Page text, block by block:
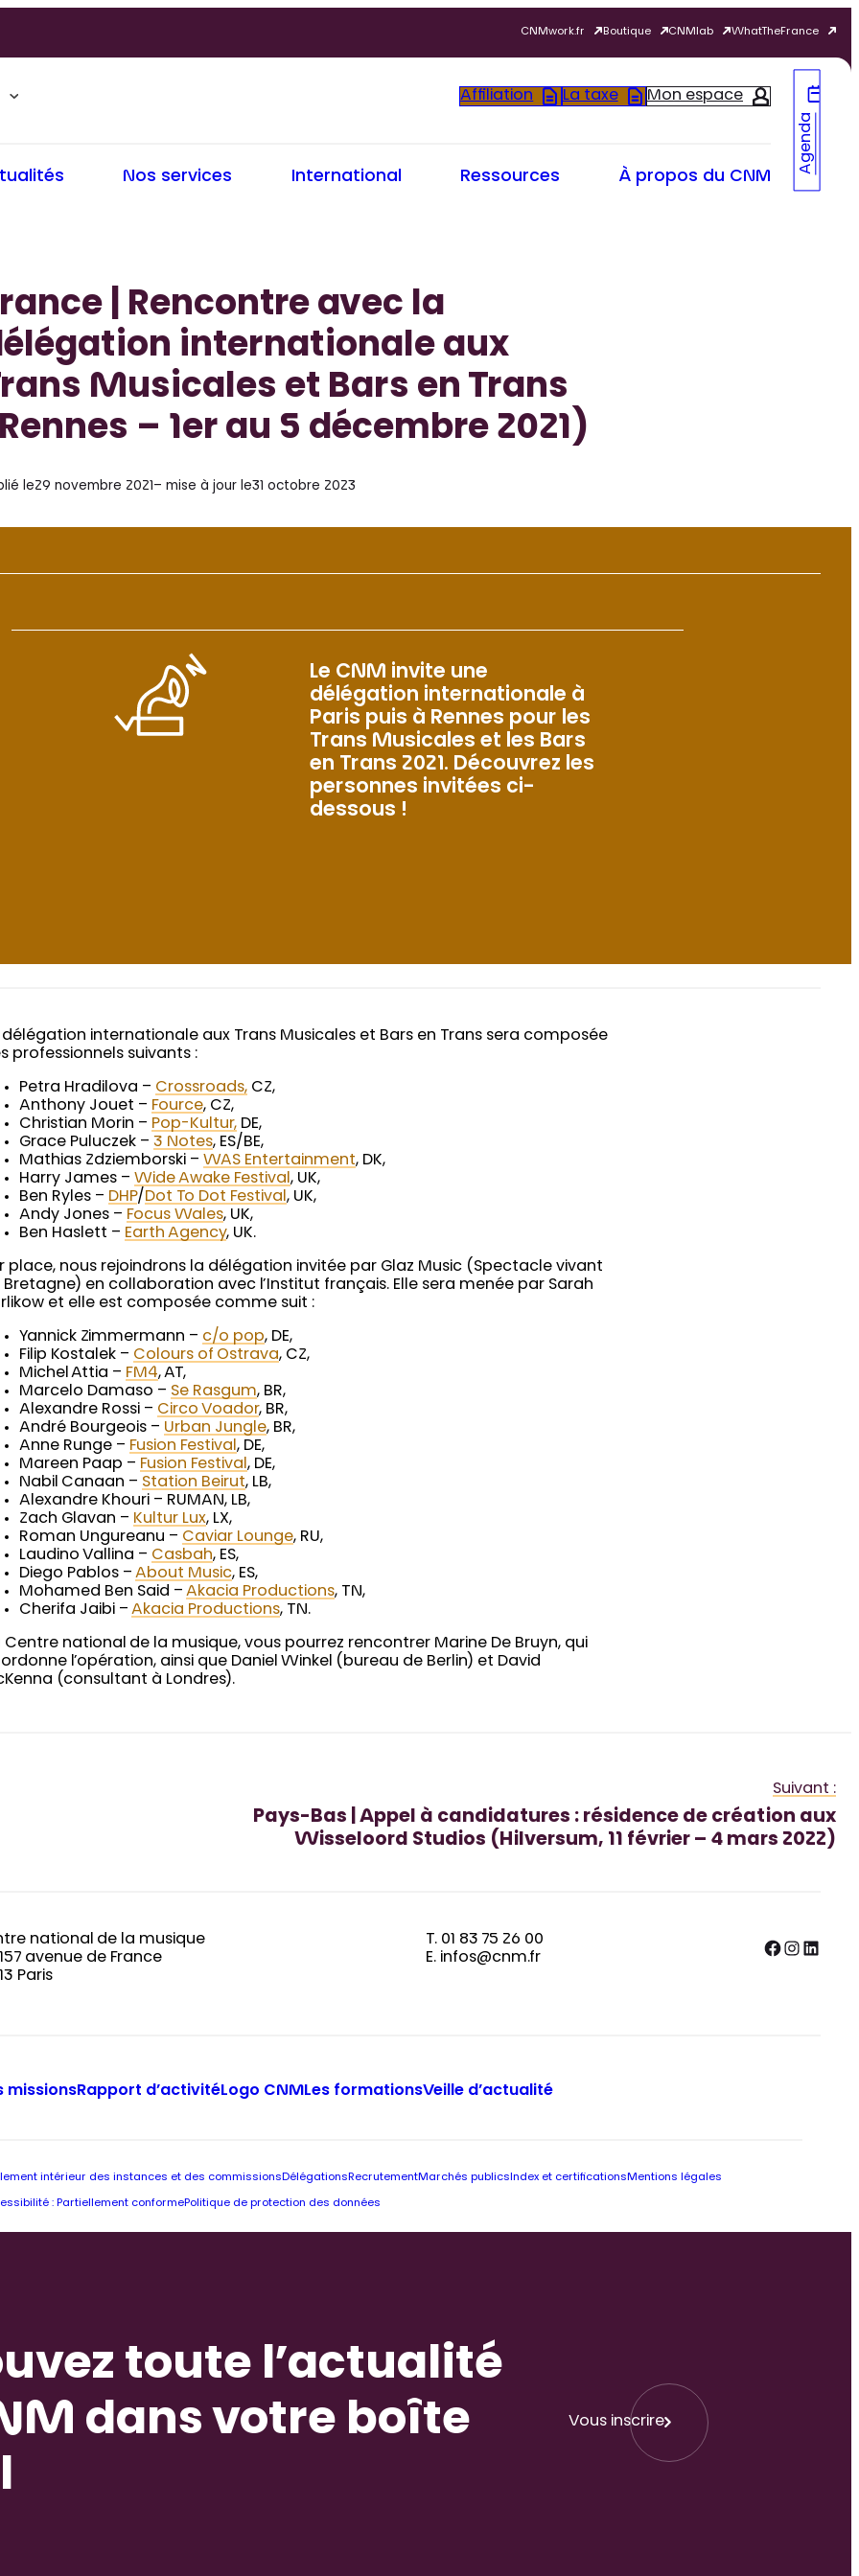
CNMwork.fr Boutique CNMlab WhatTheFrance
Affiliation La taxe Mon espace
Nos services International Ressources À propos du CNM
Agenda
| Rencontre avec la
internationale aux
Musicales et Bars en Trans
– 1er au 5 décembre 2021)
le29 novembre 2021 – mise à jour le31 octobre 2023
Le CNM invite une
délégation internationale à
Paris puis à Rennes pour les
Trans Musicales et les Bars
en Trans 2021. Découvrez les
personnes invitées ci-
dessous !
délégation internationale aux Trans Musicales et Bars en Trans sera composée
professionnels suivants :
Petra Hradilova – Crossroads, CZ,
Anthony Jouet – Fource, CZ,
Christian Morin – Pop-Kultur, DE,
Grace Puluczek –3 Notes, ES/BE,
Mathias Zdziemborski –WAS Entertainment, DK,
Harry James –Wide Awake Festival, UK,
Ben Ryles – DHP/Dot To Dot Festival, UK,
Andy Jones – Focus Wales, UK,
Ben Haslett – Earth Agency, UK.
place, nous rejoindrons la délégation invitée par Glaz Music (Spectacle vivant
Bretagne) en collaboration avec l’Institut français. Elle sera menée par Sarah
et elle est composée comme suit :
Yannick Zimmermann – c/o pop, DE,
Filip Kostalek – Colours of Ostrava, CZ,
Michel Attia – FM4, AT,
Marcelo Damaso – Se Rasgum, BR,
Alexandre Rossi – Circo Voador, BR,
André Bourgeois – Urban Jungle, BR,
Anne Runge – Fusion Festival, DE,
Mareen Paap – Fusion Festival, DE,
Nabil Canaan – Station Beirut, LB,
Alexandre Khouri – RUMAN, LB,
Zach Glavan – Kultur Lux, LX,
Roman Ungureanu – Caviar Lounge, RU,
Laudino Vallina – Casbah, ES,
Diego Pablos –About Music, ES,
Mohamed Ben Said –Akacia Productions, TN,
Cherifa Jaibi –Akacia Productions, TN.
Centre national de la musique, vous pourrez rencontrer Marine De Bruyn, qui
l’opération, ainsi que Daniel Winkel (bureau de Berlin) et David
(consultant à Londres).
Suivant :
Pays-Bas | Appel à candidatures : résidence de création aux
Wisseloord Studios (Hilversum, 11 février – 4 mars 2022)
national de la musique
157 avenue de France
Paris
T. 01 83 75 26 00
E. infos@cnm.fr
Facebook InstagramLinkedIn
missionsRapport d’activitéLogo CNMLes formationsVeille d’actualité
intérieur des instances et des commissions Délégations RecrutementMarchés publics Index et certifications Mentions légales
: Partiellement conformePolitique de protection des données
toute l’actualité
dans votre boîte
Vous inscrire